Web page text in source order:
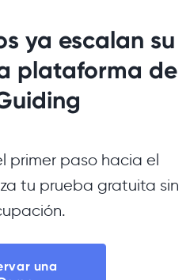
ya escalan su
plataforma de
primer paso hacia el
tu prueba gratuita sin
una